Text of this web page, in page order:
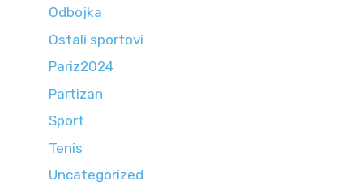
Odbojka
Ostali sportovi
Pariz2024
Partizan
Sport
Tenis
Uncategorized